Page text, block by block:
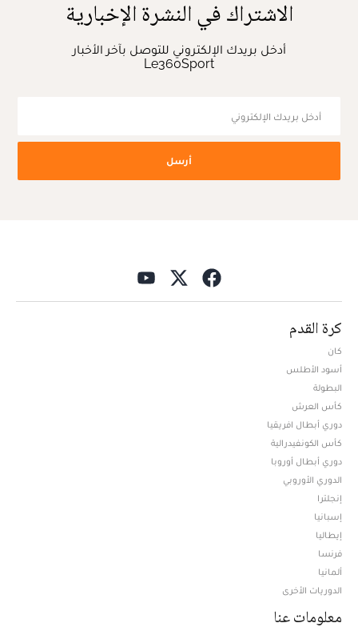
الاشتراك في النشرة الإخبارية
أدخل بريدك الإلكتروني للتوصل بآخر الأخبار
Le360Sport
أرسل
كرة القدم
كان
أسود الأطلس
البطولة
كأس العرش
دوري أبطال افريقيا
كأس الكونفيدرالية
دوري أبطال أوروبا
الدوري الأوروبي
إنجلترا
إسبانيا
إيطاليا
فرنسا
ألمانيا
الدوريات الأخرى
معلومات عنا